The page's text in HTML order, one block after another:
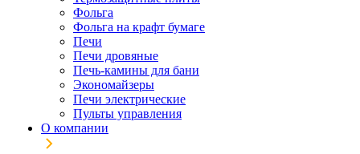
Фольга
Фольга на крафт бумаге
Печи
Печи дровяные
Печь-камины для бани
Экономайзеры
Печи электрические
Пульты управления
О компании